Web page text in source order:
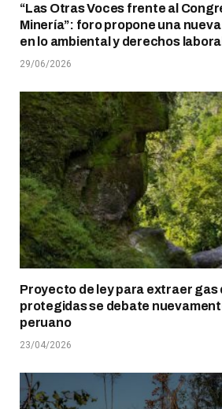
“Las Otras Voces frente al
Minería”: foro propone una
en lo ambiental y derechos
29/06/2026
Proyecto de ley para extraer gas
protegidas se debate
peruano
23/04/2026